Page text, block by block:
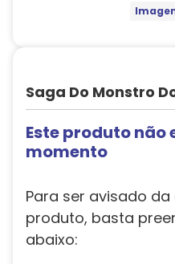
Saga Do Monstro
Este produto não
momento
Para ser avisado
produto, basta
abaixo: